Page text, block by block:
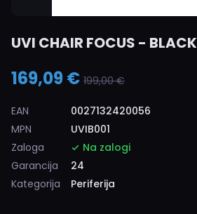
UVI CHAIR FOCUS - BLACK
169,09 € 199,00 €
EAN
0027132420056
MPN
UVIB001
Zaloga
Na zalogi
Garancija
24
Kategorija
Periferija